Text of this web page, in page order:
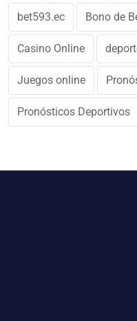
bet593.ec Bono de
Casino Online
Juegos online
Pronósticos Deportivos